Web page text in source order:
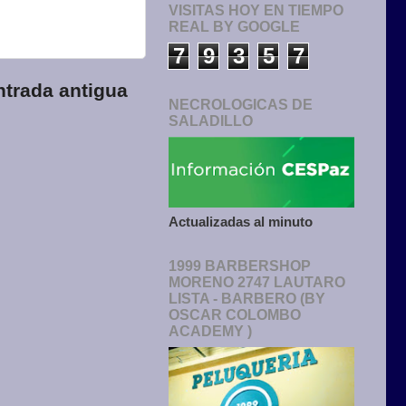
antigua
VISITAS HOY EN TIEMPO
REAL BY GOOGLE
7 9 3 5 7
NECROLOGICAS DE
SALADILLO
Actualizadas al minuto
1999 BARBERSHOP
MORENO 2747 LAUTARO
LISTA - BARBERO (BY
OSCAR COLOMBO
ACADEMY )